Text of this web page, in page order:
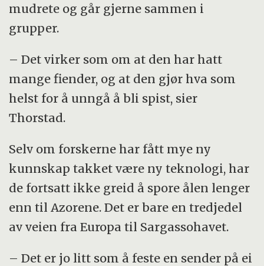
mudrete og går gjerne sammen i
grupper.
– Det virker som om at den har hatt
mange fiender, og at den gjør hva som
helst for å unngå å bli spist, sier
Thorstad.
Selv om forskerne har fått mye ny
kunnskap takket være ny teknologi, har
de fortsatt ikke greid å spore ålen lenger
enn til Azorene. Det er bare en tredjedel
av veien fra Europa til Sargassohavet.
– Det er jo litt som å feste en sender på ei